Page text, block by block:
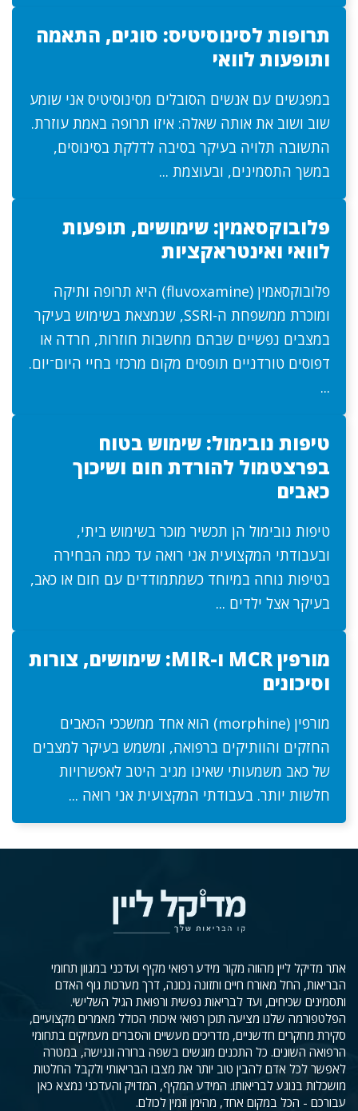
תרופות לסינוסיטיס: סוגים, התאמה
ותופעות לוואי
במפגשים עם אנשים הסובלים מסינוסיטיס אני שומע
שוב ושוב את אותה שאלה: איזו תרופה באמת עוזרת.
התשובה תלויה בעיקר בסיבה לדלקת בסינוסים,
במשך התסמינים, ובעוצמת ...
פלובוקסאמין: שימושים, תופעות
לוואי ואינטראקציות
פלובוקסאמין (fluvoxamine) היא תרופה ותיקה
ומוכרת ממשפחת ה-SSRI, שנמצאת בשימוש בעיקר
במצבים נפשיים שבהם מחשבות חוזרות, חרדה או
דפוסים טורדניים תופסים מקום מרכזי בחיי היום־יום.
...
טיפות נובימול: שימוש בטוח
בפרצטמול להורדת חום ושיכוך
כאבים
טיפות נובימול הן תכשיר מוכר בשימוש ביתי,
ובעבודתי המקצועית אני רואה עד כמה הבחירה
בטיפות נוחה במיוחד כשמתמודדים עם חום או כאב,
בעיקר אצל ילדים ...
מורפין MCR ו-MIR: שימושים, צורות
וסיכונים
מורפין (morphine) הוא אחד ממשככי הכאבים
החזקים והוותיקים ברפואה, ומשמש בעיקר למצבים
של כאב משמעותי שאינו מגיב היטב לאפשרויות
חלשות יותר. בעבודתי המקצועית אני רואה ...
אתר מדיקל ליין מהווה מקור מידע רפואי מקיף ועדכני במגוון תחומי
הבריאות, החל מאורח חיים ותזונה נכונה, דרך מערכות גוף האדם
ותסמינים שכיחים, ועד לבריאות נפשית ורפואת הגיל השלישי.
הפלטפורמה שלנו מציעה תוכן רפואי איכותי הכולל מאמרים מקצועיים,
סקירת מחקרים חדשניים, מדריכים מעשיים והסברים מעמיקים בתחומי
הרפואה השונים. כל התכנים מוגשים בשפה ברורה ונגישה, במטרה
לאפשר לכל אדם להבין טוב יותר את מצבו הבריאותי ולקבל החלטות
מושכלות בנוגע לבריאותו. המידע המקיף, המדויק והעדכני נמצא כאן
עבורכם - הכל במקום אחד, מהימן וזמין לכולם.